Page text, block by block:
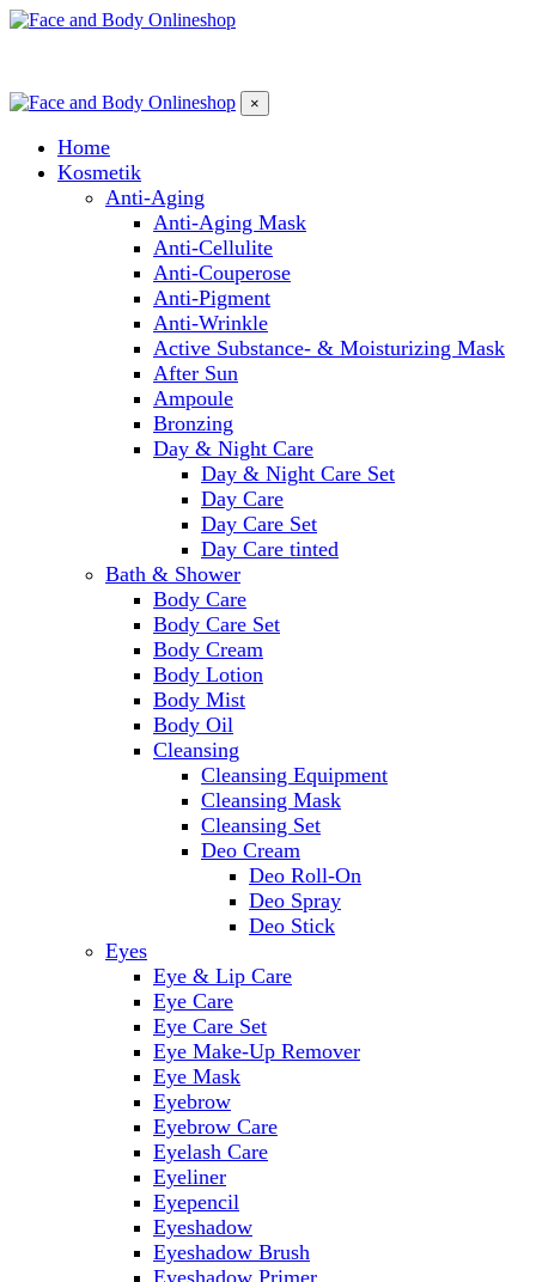
×
Home
Kosmetik
Anti-Aging
Anti-Aging Mask
Anti-Cellulite
Anti-Couperose
Anti-Pigment
Anti-Wrinkle
Active Substance- & Moisturizing Mask
After Sun
Ampoule
Bronzing
Day & Night Care
Day & Night Care Set
Day Care
Day Care Set
Day Care tinted
Bath & Shower
Body Care
Body Care Set
Body Cream
Body Lotion
Body Mist
Body Oil
Cleansing
Cleansing Equipment
Cleansing Mask
Cleansing Set
Deo Cream
Deo Roll-On
Deo Spray
Deo Stick
Eyes
Eye & Lip Care
Eye Care
Eye Care Set
Eye Make-Up Remover
Eye Mask
Eyebrow
Eyebrow Care
Eyelash Care
Eyeliner
Eyepencil
Eyeshadow
Eyeshadow Brush
Eyeshadow Primer